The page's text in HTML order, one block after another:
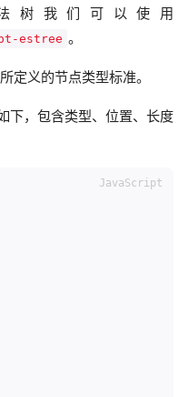
树我们可以使用
estree 。
定义的节点类型标准。
下，包含类型、位置、长度